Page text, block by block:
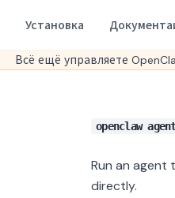
Установка
Всё ещё управляете
openclaw
Run an agent
directly.